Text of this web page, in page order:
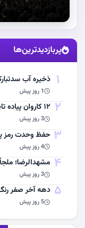
استقبال از آقای
مشاهده اخبار
پربازدیدترین‌ها
1 ذخیره آب سدتبارک
1 روز پیش
2 ۱۲ کاروان پیاده تایباد راهی مشهدمقدس می‌شوند
3 روز پیش
3 حفظ وحدت رمز
4 روز پیش
4 مشهد‌الرضا؛
3 روز پیش
5 دهه آخر صفر
5 روز پیش